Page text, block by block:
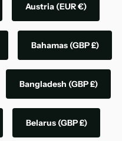
Austria (EUR €)
Bahamas (GBP £)
Bangladesh (GBP £)
Belarus (GBP £)